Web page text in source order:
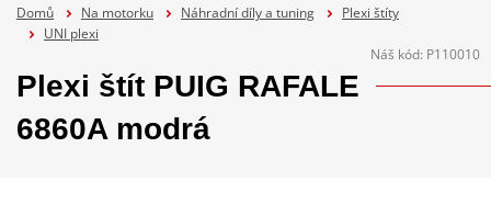
Domů Na motorku Náhradní díly a tuning
Plexi štíty
UNI plexi
Náš kód: P110010
Plexi štít PUIG RAFALE
6860A modrá